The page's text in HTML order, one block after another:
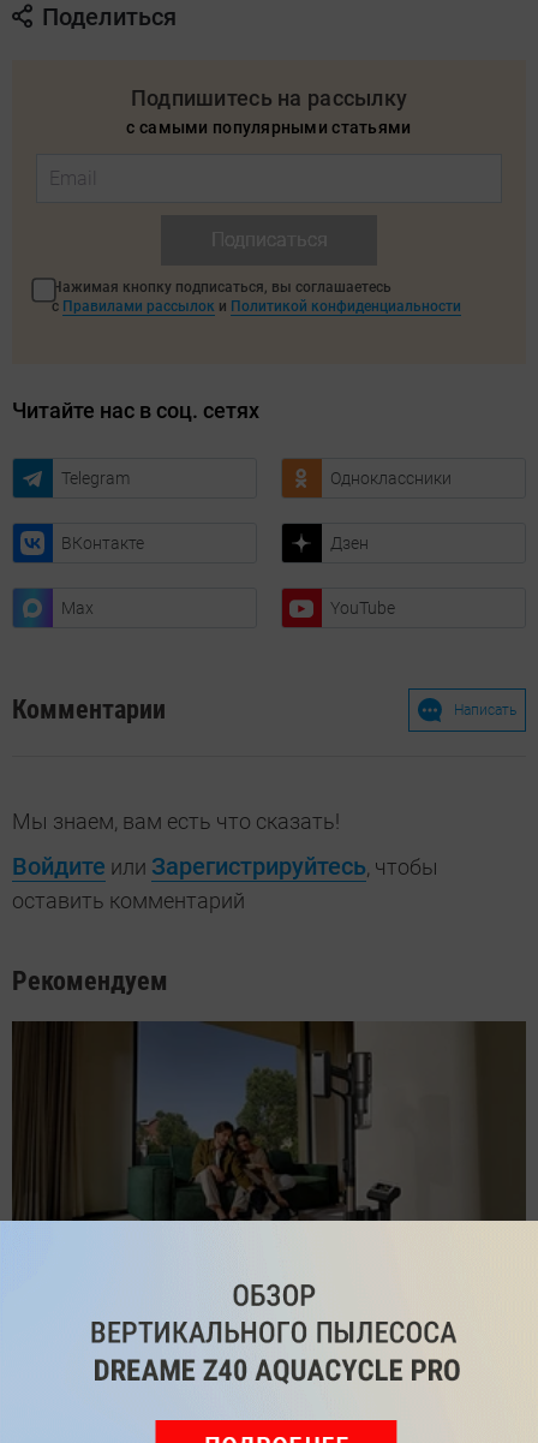
Поделиться
Подпишитесь на рассылку
с самыми популярными статьями
Нажимая кнопку подписаться, вы соглашаетесь
с Правилами рассылок и Политикой конфиденциальности
Читайте нас в соц. сетях
Telegram Одноклассники
ВКонтакте Дзен
Max YouTube
Комментарии Написать
Мы знаем, вам есть что сказать!
Войдите или Зарегистрируйтесь, чтобы
оставить комментарий
Рекомендуем
Обзор вертикального пылесоса Dreame Z40 AquaCycle
Pro: гибкий подход к уборке